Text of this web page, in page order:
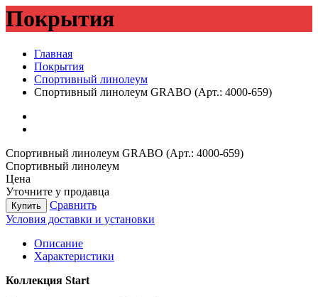
Покрытия
Главная
Покрытия
Спортивный линолеум
Спортивный линолеум GRABO (Арт.: 4000-659)
Спортивный линолеум GRABO (Арт.: 4000-659)
Спортивный линолеум
Цена
Уточните у продавца
Купить
Сравнить
Условия доставки и установки
Описание
Характеристики
Коллекция Start